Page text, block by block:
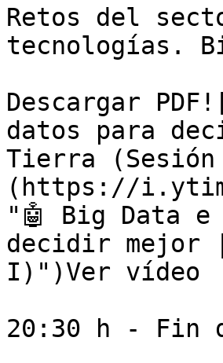
Retos del
tecnologías.
Descargar
datos para
Tierra
(https://
"🤖 Big Data
decidir mejor
I)")Ver vídeo
20:30 h - Fin